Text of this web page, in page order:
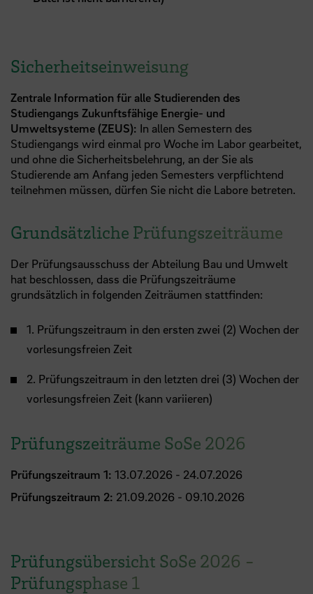
Sicherheitseinweisung
Zentrale Information für alle Studierenden des
Studiengangs Zukunftsfähige Energie- und
Umweltsysteme (ZEUS): In allen Semestern des
Studiengangs wird einmal pro Woche im Labor gearbeitet,
und ohne die Sicherheitsbelehrung, an der Sie als
Studierende am Anfang jeden Semesters verpflichtend
teilnehmen müssen, dürfen Sie nicht die Labore betreten.
Grundsätzliche Prüfungszeiträume
Der Prüfungsausschuss der Abteilung Bau und Umwelt
hat beschlossen, dass die Prüfungszeiträume
grundsätzlich in folgenden Zeiträumen stattfinden:
1. Prüfungszeitraum in den ersten zwei (2) Wochen der
vorlesungsfreien Zeit
2. Prüfungszeitraum in den letzten drei (3) Wochen der
vorlesungsfreien Zeit (kann variieren)
Prüfungszeiträume SoSe 2026
Prüfungszeitraum 1: 13.07.2026 - 24.07.2026
Prüfungszeitraum 2: 21.09.2026 - 09.10.2026
Prüfungsübersicht SoSe 2026 -
Prüfungsphase 1